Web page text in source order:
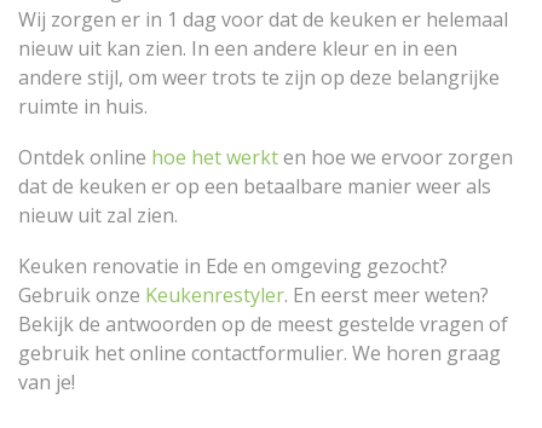
Wij zorgen er in 1 dag voor dat de keuken er helemaal
nieuw uit kan zien. In een andere kleur en in een
andere stijl, om weer trots te zijn op deze belangrijke
ruimte in huis.
Ontdek online hoe het werkten hoe we ervoor zorgen
dat de keuken er op een betaalbare manier weer als
nieuw uit zal zien.
Keuken renovatie in Ede en omgeving gezocht?
Gebruik onze Keukenrestyler. En eerst meer weten?
Bekijk de antwoorden op de meest gestelde vragen of
gebruik het online contactformulier. We horen graag
van je!